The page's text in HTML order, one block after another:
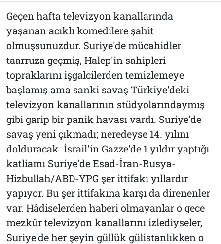
Geçen hafta televizyon kanallarında
yaşanan acıklı komedilere şahit
olmuşsunuzdur. Suriye'de mücahidler
taarruza geçmiş, Halep'in sahipleri
topraklarını işgalcilerden temizlemeye
başlamış ama sanki savaş Türkiye'deki
televizyon kanallarının stüdyolarındaymış
gibi garip bir panik havası vardı. Suriye'de
savaş yeni çıkmadı; neredeyse 14. yılını
dolduracak. İsrail'in Gazze'de 1 yıldır yaptığı
katliamı Suriye'de Esad-İran-Rusya-
Hizbullah/ABD-YPG şer ittifakı yıllardır
yapıyor. Bu şer ittifakına karşı da direnenler
var. Hâdiselerden haberi olmayanlar o gece
mezkûr televizyon kanallarını izlediyseler,
Suriye'de her şeyin güllük gülistanlıkken o